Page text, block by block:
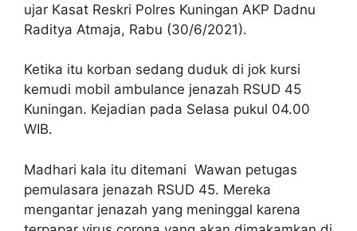
ujar Kasat Reskri Polres Kuningan AKP Dadnu
Raditya Atmaja, Rabu (30/6/2021).
Ketika itu korban sedang duduk di jok kursi
kemudi mobil ambulance jenazah RSUD 45
Kuningan. Kejadian pada Selasa pukul 04.00
WIB.
Madhari kala itu ditemani Wawan petugas
pemulasara jenazah RSUD 45. Mereka
mengantar jenazah yang meninggal karena